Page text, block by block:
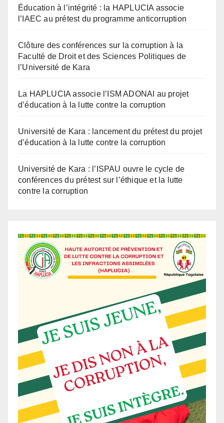
l’IAEC au prétest du programme anticorruption
Faculté de Droit et des Sciences Politiques de
l’Université de Kara
d’éducation à la lutte contre la corruption
d’éducation à la lutte contre la corruption
conférences du prétest sur l’éthique et la lutte
contre la corruption